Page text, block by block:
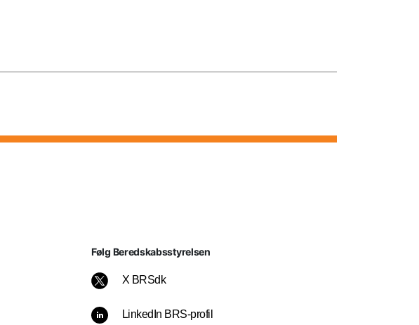
Følg Beredskabsstyrelsen
X BRSdk
LinkedIn BRS-profil